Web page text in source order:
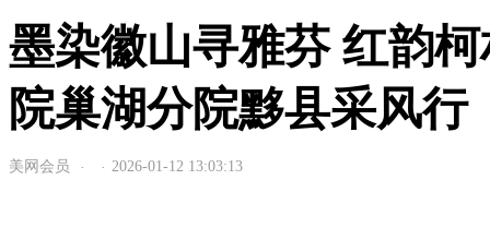
墨染徽山寻雅芬 红韵
院巢湖分院黟县采风行
美网会员 · · 2026-01-12 13:03:13